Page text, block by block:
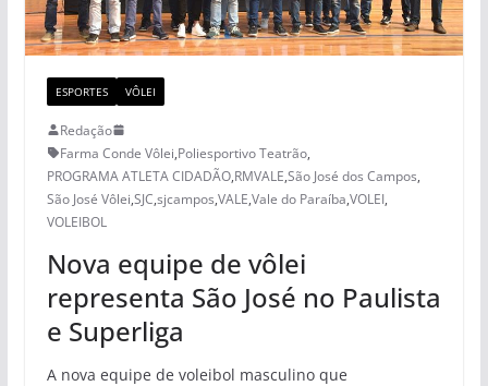
ESPORTES VÔLEI
Redação
Farma Conde Vôlei,Poliesportivo Teatrão,
PROGRAMA ATLETA CIDADÃO,RMVALE,São José dos Campos,
São José Vôlei,SJC,sjcampos,VALE,Vale do Paraíba,VOLEI,
VOLEIBOL
Nova equipe de vôlei
representa São José no Paulista
e Superliga
A nova equipe de voleibol masculino que